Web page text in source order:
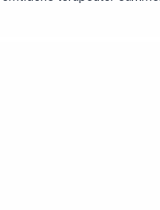
Betina er uddannet
og unge i hans